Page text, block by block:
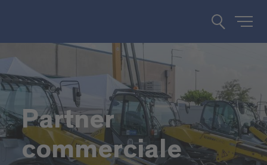
Partner
commerciale